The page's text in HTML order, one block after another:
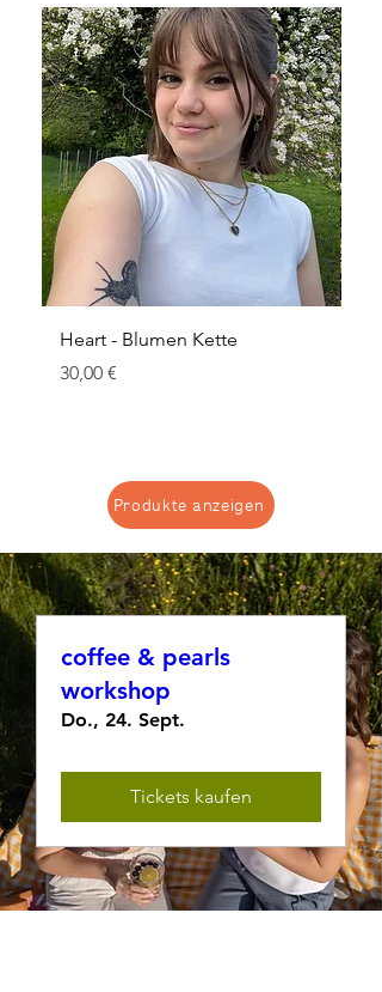
Heart - Blumen Kette
Preis
30,00 €
Produkte anzeigen
coffee & pearls
workshop
Do., 24. Sept.
Tickets kaufen